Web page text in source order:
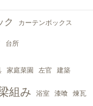
ク カーテンボックス
台所
家庭菜園 左官 建築
組み 浴室 漆喰 煉瓦